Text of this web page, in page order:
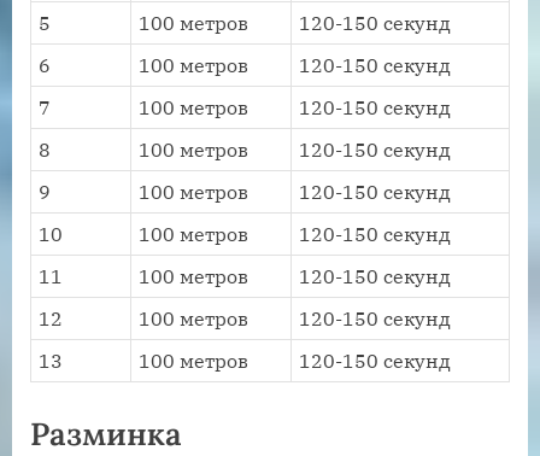
5
100 метров
120-150 секунд
6
100 метров
120-150 секунд
7
100 метров
120-150 секунд
8
100 метров
120-150 секунд
9
100 метров
120-150 секунд
10
100 метров
120-150 секунд
11
100 метров
120-150 секунд
12
100 метров
120-150 секунд
13
100 метров 120-150 секунд
Разминка